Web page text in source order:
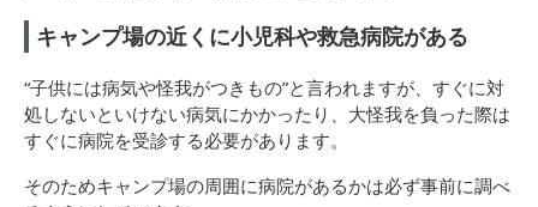
キャンプ場の近くに小児科や救急病院がある
“子供には病気や怪我がつきもの”と言われますが、すぐに対
処しないといけない病気にかかったり、大怪我を負った際は
すぐに病院を受診する必要があります。
そのためキャンプ場の周囲に病院があるかは必ず事前に調べ